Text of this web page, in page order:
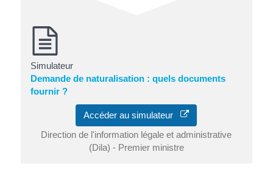
Simulateur
Demande de naturalisation : quels documents
fournir ?
Accéder au simulateur
Direction de l'information légale et administrative
(Dila) - Premier ministre